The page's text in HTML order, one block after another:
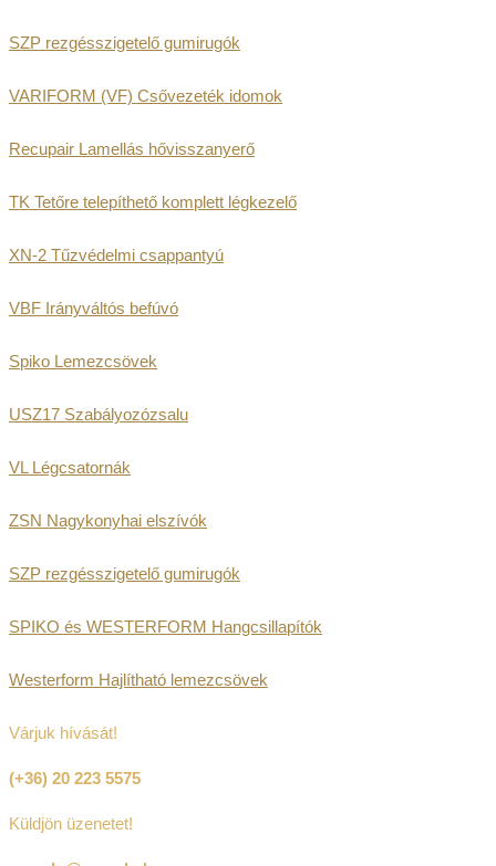
SZP rezgésszigetelő gumirugók
VARIFORM (VF) Csővezeték idomok
Recupair Lamellás hővisszanyerő
TK Tetőre telepíthető komplett légkezelő
XN-2 Tűzvédelmi csappantyú
VBF Irányváltós befúvó
Spiko Lemezcsövek
USZ17 Szabályozózsalu
VL Légcsatornák
ZSN Nagykonyhai elszívók
SZP rezgésszigetelő gumirugók
SPIKO és WESTERFORM Hangcsillapítók
Westerform Hajlítható lemezcsövek
Várjuk hívását!
(+36) 20 223 5575
Küldjön üzenetet!